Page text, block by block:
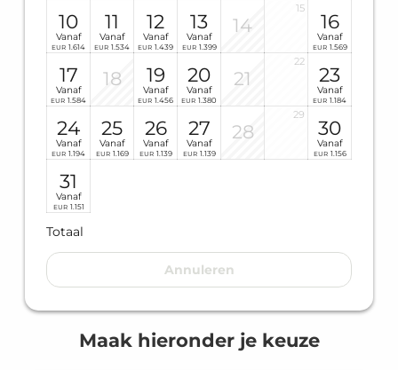
10
Vanaf
EUR 1.614
11
Vanaf
EUR 1.534
12
Vanaf
EUR 1.439
13
Vanaf
EUR 1.399
14
15
16
Vanaf
EUR 1.569
17
Vanaf
EUR 1.584
18 19
Vanaf
EUR 1.456
20
Vanaf
EUR 1.380
21
22
23
Vanaf
EUR 1.184
24
Vanaf
EUR 1.194
25
Vanaf
EUR 1.169
26
Vanaf
EUR 1.139
27
Vanaf
EUR 1.139
28
29
30
Vanaf
EUR 1.156
31
Vanaf
EUR 1.151
Totaal
Annuleren
Maak hieronder je keuze